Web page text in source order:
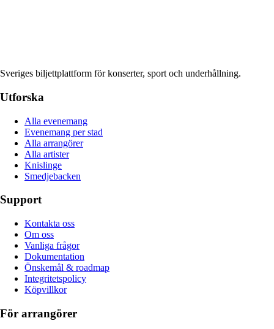
Sveriges biljettplattform för konserter, sport och underhållning.
Utforska
Alla evenemang
Evenemang per stad
Alla arrangörer
Alla artister
Knislinge
Smedjebacken
Support
Kontakta oss
Om oss
Vanliga frågor
Dokumentation
Önskemål & roadmap
Integritetspolicy
Köpvillkor
För arrangörer